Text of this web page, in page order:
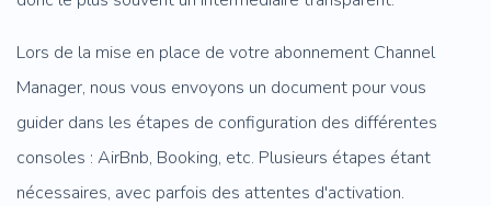
Lors de la mise en place de votre abonnement Channel
Manager, nous vous envoyons un document pour vous
guider dans les étapes de configuration des différentes
consoles : AirBnb, Booking, etc. Plusieurs étapes étant
nécessaires, avec parfois des attentes d'activation.